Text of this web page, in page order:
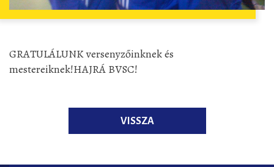
GRATULÁLUNK versenyzőinknek és
mestereiknek!HAJRÁ BVSC!
VISSZA